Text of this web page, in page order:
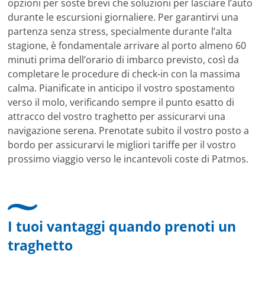
opzioni per soste brevi che soluzioni per lasciare l’auto
durante le escursioni giornaliere. Per garantirvi una
partenza senza stress, specialmente durante l’alta
stagione, è fondamentale arrivare al porto almeno 60
minuti prima dell’orario di imbarco previsto, così da
completare le procedure di check-in con la massima
calma. Pianificate in anticipo il vostro spostamento
verso il molo, verificando sempre il punto esatto di
attracco del vostro traghetto per assicurarvi una
navigazione serena. Prenotate subito il vostro posto a
bordo per assicurarvi le migliori tariffe per il vostro
prossimo viaggio verso le incantevoli coste di Patmos.
I tuoi vantaggi quando prenoti un
traghetto